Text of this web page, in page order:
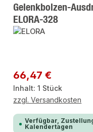
Gelenkbolzen-
ELORA-328
Regulärer Preis:
66,47 €
Inhalt:1 Stück
zzgl. Versandkosten
Verfügbar,
Kalendertagen